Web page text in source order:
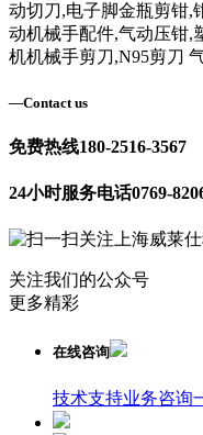
动切刀,电子脚金瓶剪钳,
动机械手配件,气动压钳,
机机械手剪刀,N95剪刀
—Contact us
免费热线180-2516-3567
24小时服务电话0769-
关注我们的公众号
更多精彩
在线咨询
技术支持业务咨询